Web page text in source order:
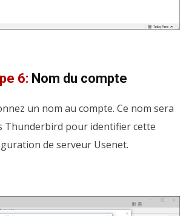
6: Nom du compte
un nom au compte. Ce nom sera
Thunderbird pour identifier cette
de serveur Usenet.